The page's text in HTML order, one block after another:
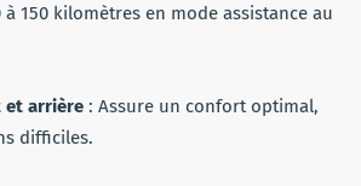
à 150 kilomètres en mode assistance au
et arrière : Assure un confort optimal,
difficiles.